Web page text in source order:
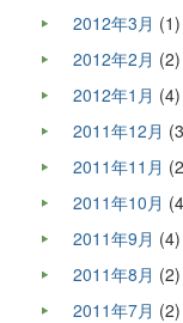
2012年3月 (1)
2012年2月 (2)
2012年1月 (4)
2011年12月
2011年11月
2011年10月
2011年9月 (4)
2011年8月 (2)
2011年7月 (2)